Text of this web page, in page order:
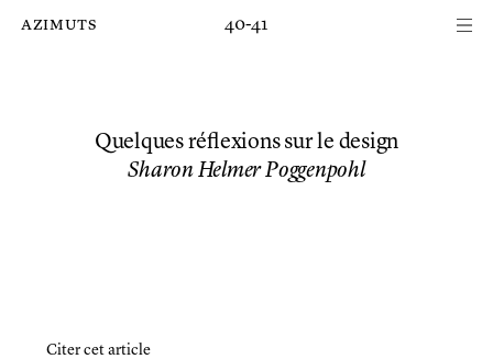
azimuts 40-41
Quelques réflexions sur le design
Sharon Helmer Poggenpohl
Citer cet article